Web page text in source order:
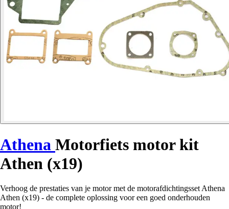
Athena Motorfiets motor kit
Athen (x19)
Verhoog de prestaties van je motor met de motorafdichtingsset Athena
Athen (x19) - de complete oplossing voor een goed onderhouden
motor!